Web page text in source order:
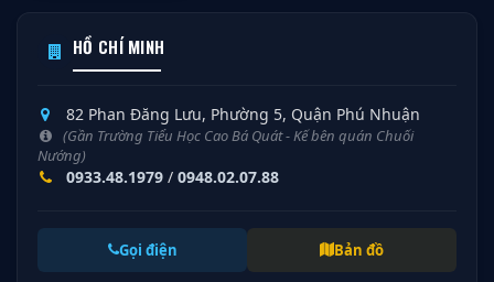
HỒ CHÍ MINH
82 Phan Đăng Lưu, Phường 5, Quận Phú Nhuận
(Gần Trường Tiểu Học Cao Bá Quát - Kế bên quán Chuối
Nướng)
0933.48.1979 / 0948.02.07.88
Gọi điện Bản đồ